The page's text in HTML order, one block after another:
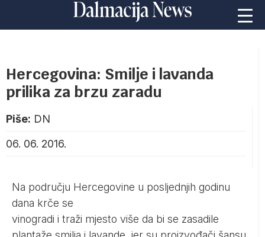
Hercegovina: Smilje i lavanda
prilika za brzu zaradu
Piše: DN
06. 06. 2016.
Na području Hercegovine u posljednjih godinu
dana krče se
vinogradi i traži mjesto više da bi se zasadile